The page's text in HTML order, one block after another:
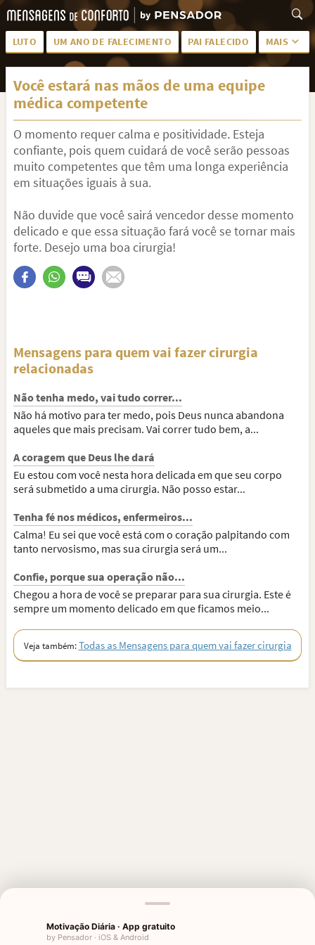
LUTO UM ANO DE FALECIMENTO PAI FALECIDO MAIS
LUTO PARA AMIGA PALAVRAS
SAUDADES DA MÃE PÊSAMES
PÊSAMES PARA AMIGA DESCANSE EM PAZ
MEUS SENTIMENTOS PÊSAMES PARA AMIGO
FRASES DE LUTO PARA AMIGO FIM DE NAMORO
Você estará nas mãos de uma equipe
médica competente
O momento requer calma e positividade. Esteja
confiante, pois quem cuidará de você serão pessoas
muito competentes que têm uma longa experiência
em situações iguais à sua.
Não duvide que você sairá vencedor desse momento
delicado e que essa situação fará você se tornar mais
forte. Desejo uma boa cirurgia!
Mensagens para quem vai fazer cirurgia
relacionadas
Não tenha medo, vai tudo correr...
Não há motivo para ter medo, pois Deus nunca abandona
aqueles que mais precisam. Vai correr tudo bem, a...
A coragem que Deus lhe dará
Eu estou com você nesta hora delicada em que seu corpo
será submetido a uma cirurgia. Não posso estar...
Tenha fé nos médicos, enfermeiros...
Calma! Eu sei que você está com o coração palpitando com
tanto nervosismo, mas sua cirurgia será um...
Confie, porque sua operação não...
Chegou a hora de você se preparar para sua cirurgia. Este é
sempre um momento delicado em que ficamos meio...
Veja também:Todas as Mensagens para quem vai fazer cirurgia
MENSAGENS RELACIONADAS
Motivação Diária · App gratuito
by Pensador · iOS & Android